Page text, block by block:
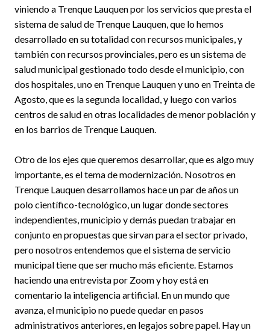
viniendo a Trenque Lauquen por los servicios que presta el
sistema de salud de Trenque Lauquen, que lo hemos
desarrollado en su totalidad con recursos municipales, y
también con recursos provinciales, pero es un sistema de
salud municipal gestionado todo desde el municipio, con
dos hospitales, uno en Trenque Lauquen y uno en Treinta de
Agosto, que es la segunda localidad, y luego con varios
centros de salud en otras localidades de menor población y
en los barrios de Trenque Lauquen.
Otro de los ejes que queremos desarrollar, que es algo muy
importante, es el tema de modernización. Nosotros en
Trenque Lauquen desarrollamos hace un par de años un
polo científico-tecnológico, un lugar donde sectores
independientes, municipio y demás puedan trabajar en
conjunto en propuestas que sirvan para el sector privado,
pero nosotros entendemos que el sistema de servicio
municipal tiene que ser mucho más eficiente. Estamos
haciendo una entrevista por Zoom y hoy está en
comentario la inteligencia artificial. En un mundo que
avanza, el municipio no puede quedar en pasos
administrativos anteriores, en legajos sobre papel. Hay un